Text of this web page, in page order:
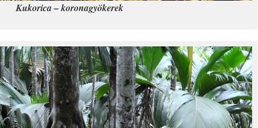
Kukorica – koronagyökerek